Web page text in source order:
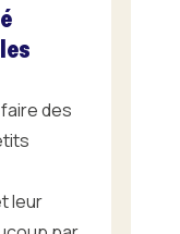
des
leur